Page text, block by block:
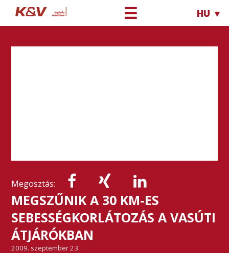
☰ HU ▼
Megosztás:
MEGSZŰNIK A 30 KM-ES
SEBESSÉGKORLÁTOZÁS A VASÚTI
ÁTJÁRÓKBAN
2009. szeptember 23.